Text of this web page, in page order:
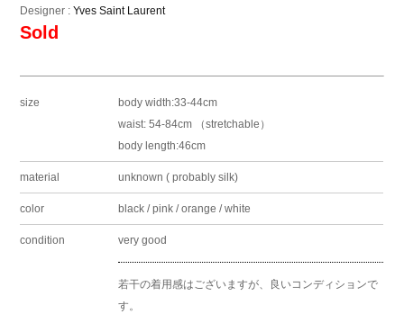
Designer :Yves Saint Laurent
Sold
size
body width:33-44cm
waist: 54-84cm （stretchable）
body length:46cm
material unknown ( probably silk)
color black / pink / orange / white
condition very good
若干の着用感はございますが、良いコンディションで
す。